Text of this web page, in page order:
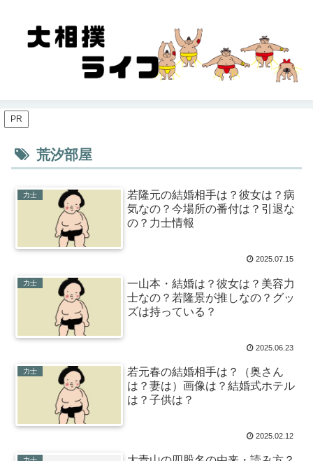
PR
荒汐部屋
力士
若隆元の結婚相手は？彼女は？病
気なの？今場所の番付は？引退な
の？力士情報
2025.07.15
力士
一山本・結婚は？彼女は？美容力
士なの？若隆景が推しなの？グッ
ズは持っている？
2025.06.23
力士
若元春の結婚相手は？（奥さん
は？妻は）画像は？結婚式ホテル
は？子供は？
2025.02.12